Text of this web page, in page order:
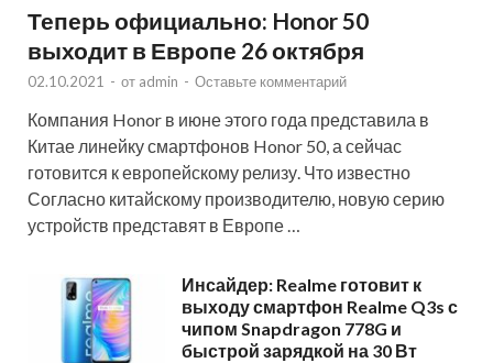
Теперь официально: Honor 50
выходит в Европе 26 октября
02.10.2021 - от admin - Оставьте комментарий
Компания Honor в июне этого года представила в
Китае линейку смартфонов Honor 50, а сейчас
готовится к европейскому релизу. Что известно
Согласно китайскому производителю, новую серию
устройств представят в Европе …
Инсайдер: Realme готовит к
выходу смартфон Realme Q3s с
чипом Snapdragon 778G и
быстрой зарядкой на 30 Вт